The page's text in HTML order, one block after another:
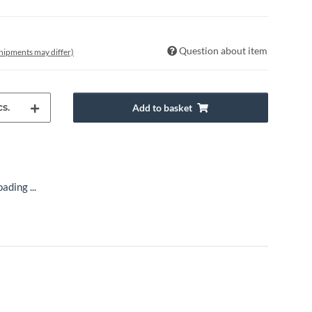
may differ) Question about item
Add to basket
...